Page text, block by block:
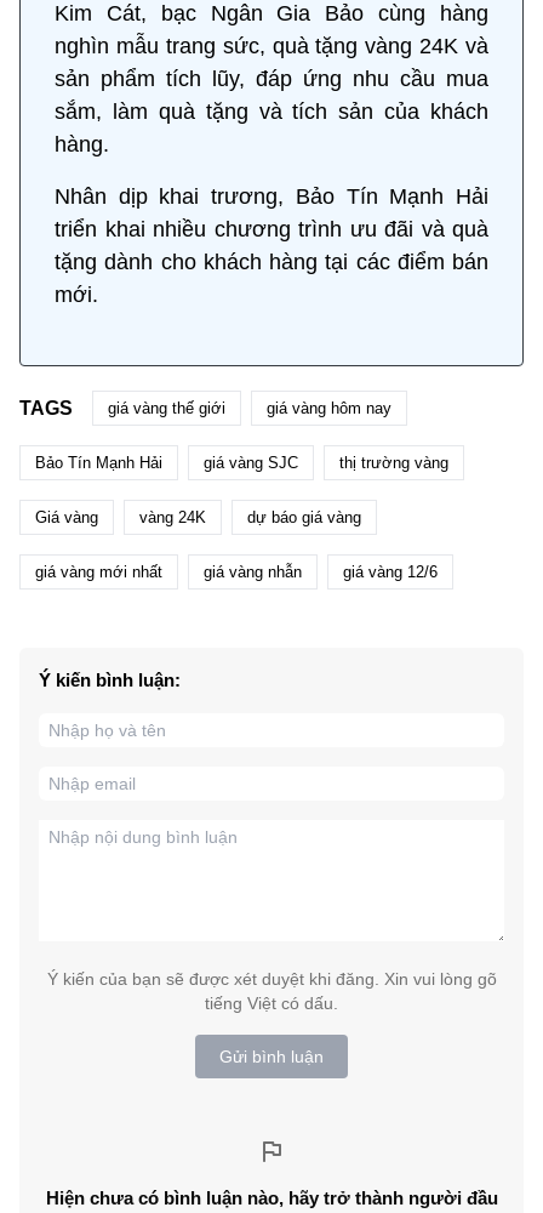
Kim Cát, bạc Ngân Gia Bảo cùng hàng
nghìn mẫu trang sức, quà tặng vàng 24K và
sản phẩm tích lũy, đáp ứng nhu cầu mua
sắm, làm quà tặng và tích sản của khách
hàng.
Nhân dịp khai trương, Bảo Tín Mạnh Hải
triển khai nhiều chương trình ưu đãi và quà
tặng dành cho khách hàng tại các điểm bán
mới.
TAGS giá vàng thế giới giá vàng hôm nay
Bảo Tín Mạnh Hải giá vàng SJC thị trường vàng
Giá vàng vàng 24K dự báo giá vàng
giá vàng mới nhất giá vàng nhẫn giá vàng 12/6
Ý kiến bình luận:
Ý kiến của bạn sẽ được xét duyệt khi đăng. Xin vui lòng gõ
tiếng Việt có dấu.
Gửi bình luận
Hiện chưa có bình luận nào, hãy trở thành người đầu